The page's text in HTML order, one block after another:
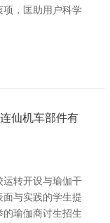
项，匡助用户科学
仙机车部件有
运转开设与瑜伽干
与实践的学生提
瑜伽商讨生招生